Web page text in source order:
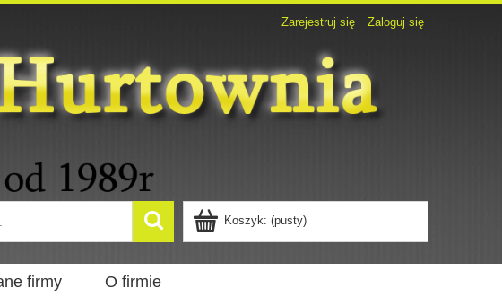
Zarejestruj się Zaloguj się
Koszyk: (pusty)
firmy O firmie